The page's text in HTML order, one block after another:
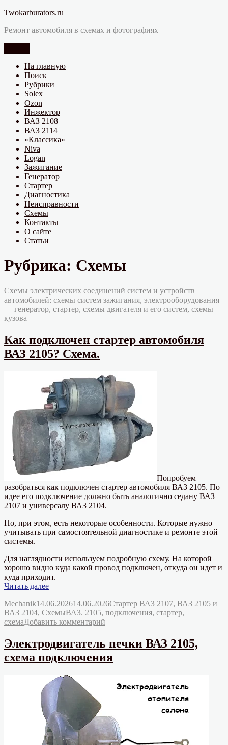
Перейти
содержимому
Twokarburators.ru
Ремонт автомобиля в схемах и фотографиях
На главную
Поиск
Рубрики
Solex
Ozon
Инжектор
ВАЗ 2108
ВАЗ 2114
«Классика»
Niva
Logan
Зажигание
Генератор
Стартер
Диагностика
Неисправности
Схемы
Контакты
О сайте
Статьи
Рубрика: Схемы
Схемы электрических соединений систем и устройств
автомобилей: схемы систем зажигания, электрооборудования
— генератор, стартер, схемы двигателя и его систем, схемы
кузова
Как подключен стартер автомобиля
ВАЗ 2105? Схема.
Попробуем
разобраться как подключен стартер автомобиля ВАЗ 2105. По
идее его подключение должно быть аналогично седану ВАЗ
2107 и универсалу ВАЗ 2104.
Но, при этом, есть некоторые особенности. Которые нужно
учитывать при самостоятельной диагностике и ремонте этой
системы.
Для наглядности используем подробную схему. На которой
хорошо видно куда какой провод подключен, откуда он идет и
куда приходит.
Читать далее«Как
стартер
автомобиля
ВАЗ
Схема.»
Автор
MechanikОпубликовано
14.06.202614.06.2026Рубрики
Стартер ВАЗ 2107, ВАЗ 2105 и
ВАЗ 2104, СхемыМетки
ВАЗ. 2105, подключения, стартер,
схемаДобавить комментарий
подключен
стартер
2105?
Электродвигатель печки ВАЗ 2105,
схема подключения